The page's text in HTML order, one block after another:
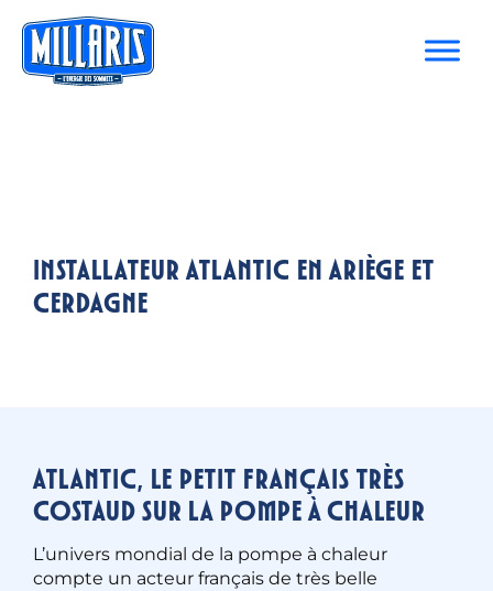
Installateur Atlantic en Ariège et
Cerdagne
Atlantic, le petit français très
costaud sur la pompe à chaleur
L’univers mondial de la pompe à chaleur
compte un acteur français de très belle